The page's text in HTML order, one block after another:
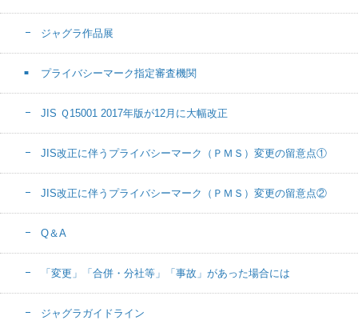
ジャグラ作品展
プライバシーマーク指定審査機関
JIS Ｑ15001 2017年版が12月に大幅改正
JIS改正に伴うプライバシーマーク（ＰＭＳ）変更の留意点①
JIS改正に伴うプライバシーマーク（ＰＭＳ）変更の留意点②
Q＆A
「変更」「合併・分社等」「事故」があった場合には
ジャグラガイドライン